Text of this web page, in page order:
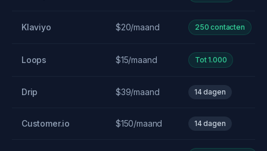
Klaviyo $20/maand 250 contacten
Loops $15/maand Tot 1.000
Drip $39/maand 14 dagen
Customer.io $150/maand 14 dagen